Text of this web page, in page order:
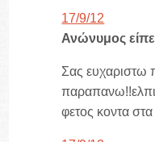
17/9/12
Ανώνυμος
Σας ευχαριστω
φετος κοντα στα